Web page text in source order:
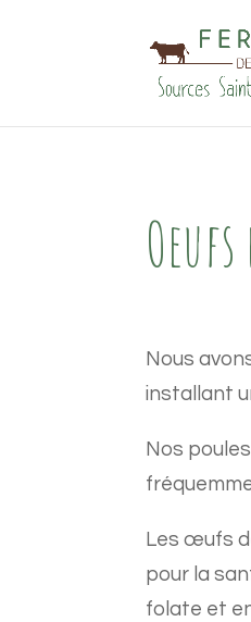
Nous
installant
Nos
Les œufs
pour la
folate et